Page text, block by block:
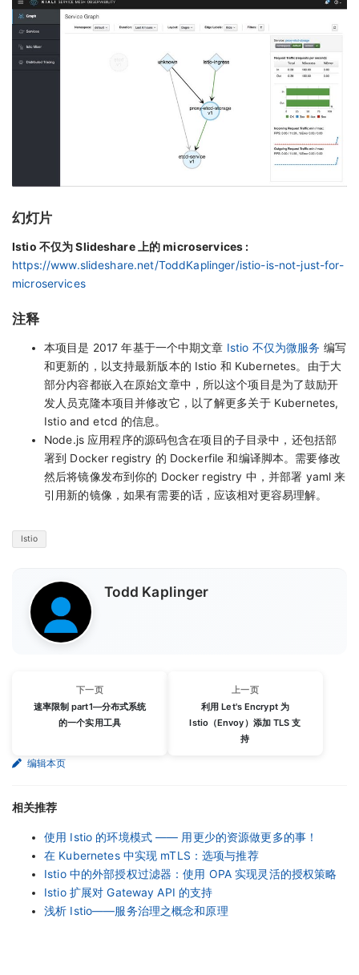
幻灯片
Istio 不仅为 Slideshare 上的 microservices :
https://www.slideshare.net/ToddKaplinger/istio-is-not-just-for-
microservices
注释
本项目是 2017 年基于一个中期文章 Istio 不仅为微服务 编写
和更新的，以支持最新版本的 Istio 和 Kubernetes。由于大
部分内容都嵌入在原始文章中，所以这个项目是为了鼓励开
发人员克隆本项目并修改它，以了解更多关于 Kubernetes,
Istio and etcd 的信息。
Node.js 应用程序的源码包含在项目的子目录中，还包括部
署到 Docker registry 的 Dockerfile 和编译脚本。需要修改
然后将镜像发布到你的 Docker registry 中，并部署 yaml 来
引用新的镜像，如果有需要的话，应该相对更容易理解。
Istio
Todd Kaplinger
下一页
速率限制 part1—分布式系统
的一个实用工具
上一页
利用 Let's Encrypt 为
Istio（Envoy）添加 TLS 支
持
编辑本页
相关推荐
使用 Istio 的环境模式 —— 用更少的资源做更多的事！
在 Kubernetes 中实现 mTLS：选项与推荐
Istio 中的外部授权过滤器：使用 OPA 实现灵活的授权策略
Istio 扩展对 Gateway API 的支持
浅析 Istio——服务治理之概念和原理